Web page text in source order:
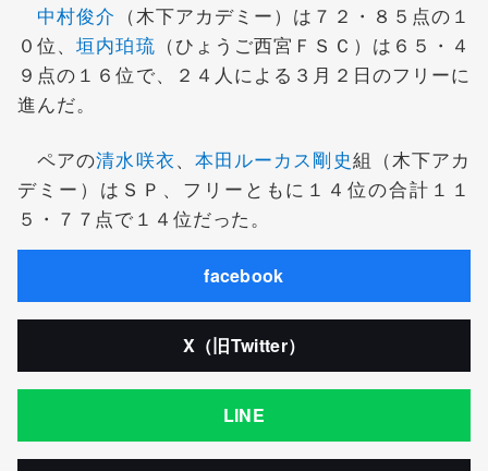
中村俊介 （木下アカデミー）は７２・８５点の１
０位、垣内珀琉 （ひょうご西宮ＦＳＣ）は６５・４
９点の１６位で、２４人による３月２日のフリーに
進んだ。
ペアの清水咲衣、 本田ルーカス剛史組（木下アカ
デミー）はＳＰ、フリーともに１４位の合計１１
５・７７点で１４位だった。
facebook
X（旧Twitter）
LINE